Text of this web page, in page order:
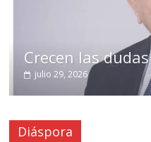
Crecen las dudas
julio 29, 2026
Diáspora